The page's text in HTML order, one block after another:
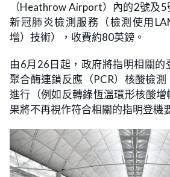
（Heathrow Airport）內的2號及
新冠肺炎檢測服務（檢測使用
增）技術），收費約80英鎊。
由6月26日起，政府將指明相關的
聚合酶連鎖反應（PCR）核酸檢
進行（例如反轉錄恆溫環形核酸
果將不再視作符合相關的指明登機